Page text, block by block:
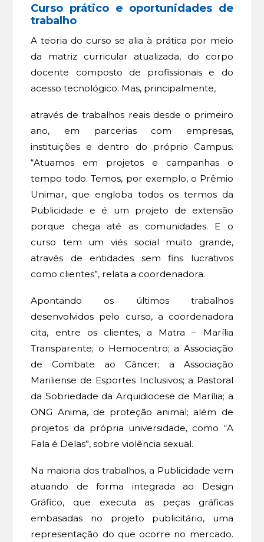
Curso prático e oportunidades de
trabalho
A teoria do curso se alia à prática por meio
da matriz curricular atualizada, do corpo
docente composto de profissionais e do
acesso tecnológico. Mas, principalmente,
através de trabalhos reais desde o primeiro
ano, em parcerias com empresas,
instituições e dentro do próprio Campus.
“Atuamos em projetos e campanhas o
tempo todo. Temos, por exemplo, o Prêmio
Unimar, que engloba todos os termos da
Publicidade e é um projeto de extensão
porque chega até as comunidades. E o
curso tem um viés social muito grande,
através de entidades sem fins lucrativos
como clientes”, relata a coordenadora.
Apontando os últimos trabalhos
desenvolvidos pelo curso, a coordenadora
cita, entre os clientes, a Matra – Marília
Transparente; o Hemocentro; a Associação
de Combate ao Câncer; a Associação
Mariliense de Esportes Inclusivos; a Pastoral
da Sobriedade da Arquidiocese de Marília; a
ONG Anima, de proteção animal; além de
projetos da própria universidade, como “A
Fala é Delas”, sobre violência sexual.
Na maioria dos trabalhos, a Publicidade vem
atuando de forma integrada ao Design
Gráfico, que executa as peças gráficas
embasadas no projeto publicitário, uma
representação do que ocorre no mercado.